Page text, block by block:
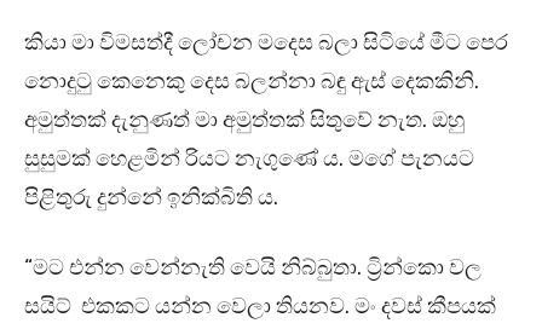
කියා මා විමසත්දී ලෝචන මදෙස බලා සිටියේ මීට පෙර
නොදුටු කෙනෙකු දෙස බලන්නා බඳු ඇස් දෙකකිනි.
අමුත්තක් දැනුණත් මා අමුත්තක් සිතුවේ නැත. ඔහු
සුසුමක් හෙළමින් රියට නැගුණේ ය. මගේ පැනයට
පිළිතුරු දුන්නේ ඉනික්බිති ය.
“මට එන්න වෙන්නැති වෙයි නිබ්බුතා. ට්‍රින්කො වල
සයිට් එකකට යන්න වෙලා තියනව. මං දවස් කීපයක්